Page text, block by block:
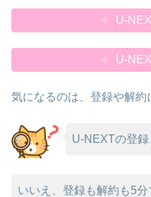
U-
U-
気になるのは、登録や解約
U-NEXTの登録
いいえ、登録も解約も5